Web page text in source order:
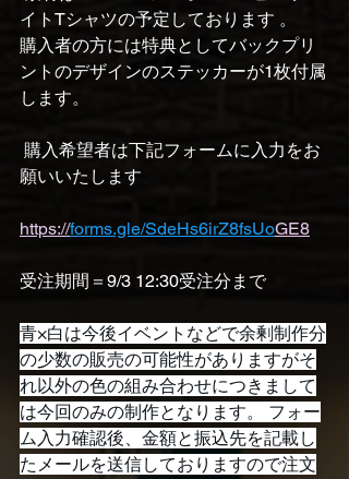
イトTシャツの予定しております 。
購入者の方には特典としてバックプリ
ントのデザインのステッカーが1枚付属
します。
願いいたします
https://forms.gle/SdeHs6irZ8fsUoGE8
受注期間＝9/3 12:30受注分まで
青×白は今後イベントなどで余剰制作分
の少数の販売の可能性がありますがそ
れ以外の色の組み合わせにつきまして
は今回のみの制作となります。 フォー
ム入力確認後、金額と振込先を記載し
たメールを送信しておりますので注文